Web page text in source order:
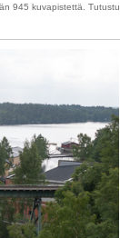
945 kuvapistettä. Tutustu